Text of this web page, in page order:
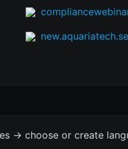
-> choose or create